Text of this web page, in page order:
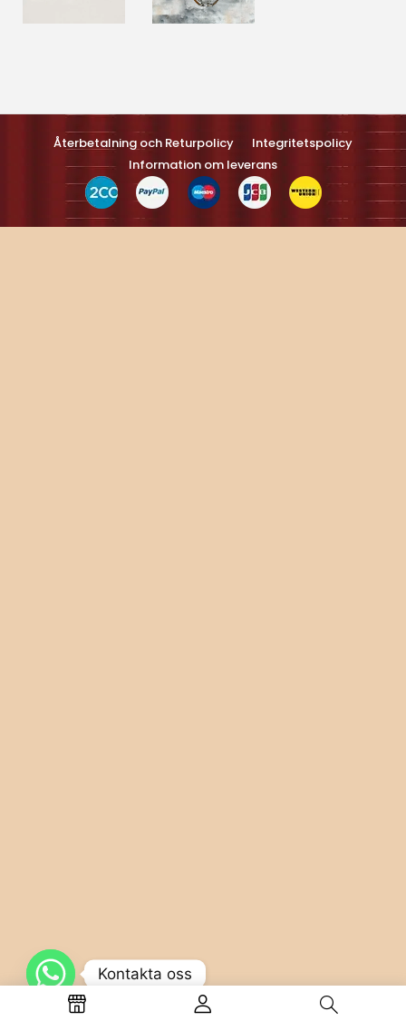
Återbetalning och Returpolicy
Integritetspolicy
Information om leverans
Turns on site high speed to be attractive feller people and search
engines.
Kontakta oss